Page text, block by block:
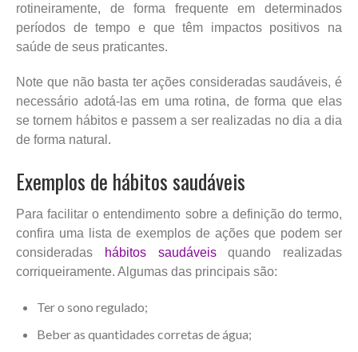
rotineiramente, de forma frequente em determinados
períodos de tempo e que têm impactos positivos na
saúde de seus praticantes.
Note que não basta ter ações consideradas saudáveis, é
necessário adotá-las em uma rotina, de forma que elas
se tornem hábitos e passem a ser realizadas no dia a dia
de forma natural.
Exemplos de hábitos saudáveis
Para facilitar o entendimento sobre a definição do termo,
confira uma lista de exemplos de ações que podem ser
consideradas
hábitos saudáveisquando realizadas
corriqueiramente. Algumas das principais são:
Ter o sono regulado;
Beber as quantidades corretas de água;